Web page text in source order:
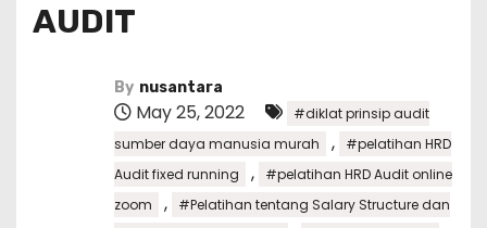
AUDIT
By nusantara
May 25, 2022
#diklat prinsip audit
sumber daya manusia murah
,
#pelatihan HRD
Audit fixed running
,
#pelatihan HRD Audit online
zoom
,
#Pelatihan tentang Salary Structure dan